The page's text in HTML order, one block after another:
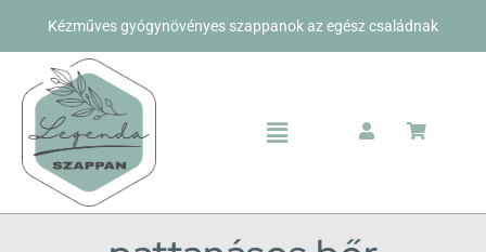
Kihagyás
Kézműves gyógynövényes szappanok az egész családnak
Toggle
Bolt